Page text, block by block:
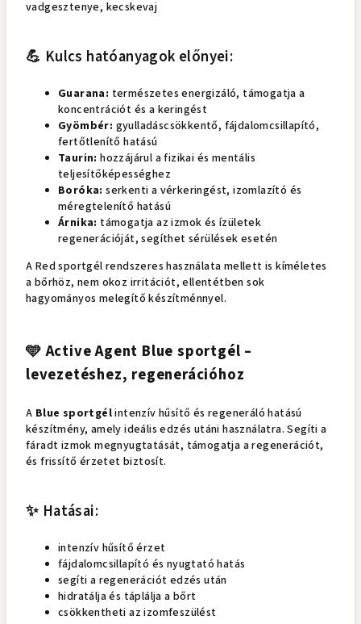
vadgesztenye, kecskevaj
💪 Kulcs hatóanyagok előnyei:
Guarana: természetes energizáló, támogatja a
koncentrációt és a keringést
Gyömbér: gyulladáscsökkentő, fájdalomcsillapító,
fertőtlenítő hatású
Taurin: hozzájárul a fizikai és mentális
teljesítőképességhez
Boróka: serkenti a vérkeringést, izomlazító és
méregtelenítő hatású
Árnika: támogatja az izmok és ízületek
regenerációját, segíthet sérülések esetén
A Red sportgél rendszeres használata mellett is kíméletes
a bőrhöz, nem okoz irritációt, ellentétben sok
hagyományos melegítő készítménnyel.
🩵 Active Agent Blue sportgél –
levezetéshez, regenerációhoz
A Blue sportgélintenzív hűsítő és regeneráló hatású
készítmény, amely ideális edzés utáni használatra. Segíti a
fáradt izmok megnyugtatását, támogatja a regenerációt,
és frissítő érzetet biztosít.
✨ Hatásai:
intenzív hűsítő érzet
fájdalomcsillapító és nyugtató hatás
segíti a regenerációt edzés után
hidratálja és táplálja a bőrt
csökkentheti az izomfeszülést